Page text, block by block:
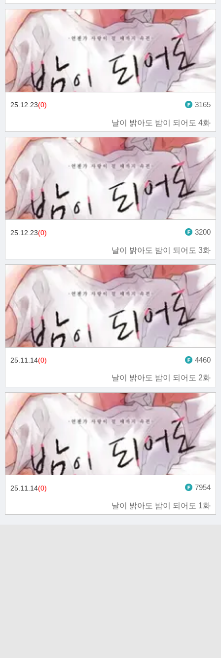
날이 밝아도 밤이 되어도 4화
25.12.23(0) 3165
날이 밝아도 밤이 되어도 3화
25.12.23(0) 3200
날이 밝아도 밤이 되어도 2화
25.11.14(0) 4460
날이 밝아도 밤이 되어도 1화
25.11.14(0) 7954